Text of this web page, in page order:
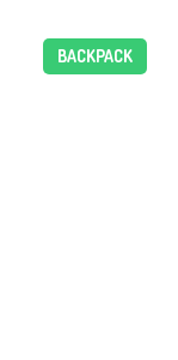
BACKPACK